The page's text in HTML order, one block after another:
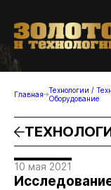
Главная
Технологии /
Оборудование
10 мая 2021